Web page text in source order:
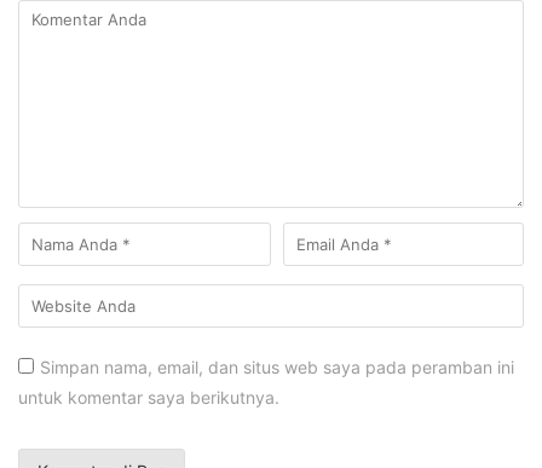
Simpan nama, email, dan situs web saya pada peramban ini
untuk komentar saya berikutnya.